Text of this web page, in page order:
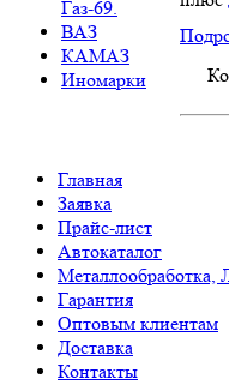
Газ-69.
ВАЗ
КАМАЗ
Иномарки
Главная
Заявка
Прайс-лист
Автокаталог
Металлообработка,
Гарантия
Оптовым клиентам
Доставка
Контакты